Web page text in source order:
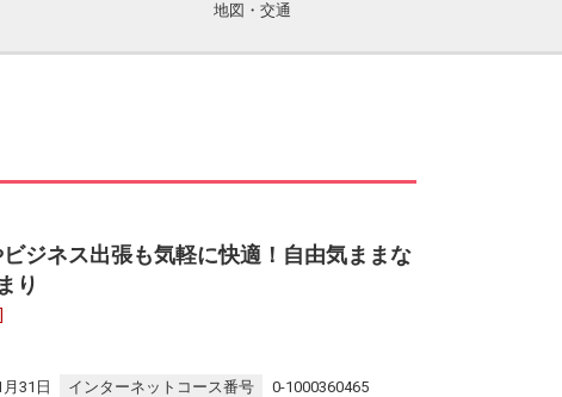
地図・交通
ビジネス出張も気軽に快適！自由気ままな
り
31日 インターネットコース番号 0-1000360465